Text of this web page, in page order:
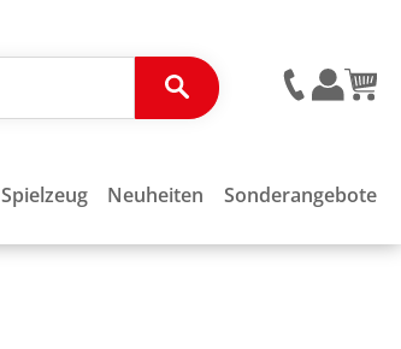
Spielzeug Neuheiten Sonderangebote